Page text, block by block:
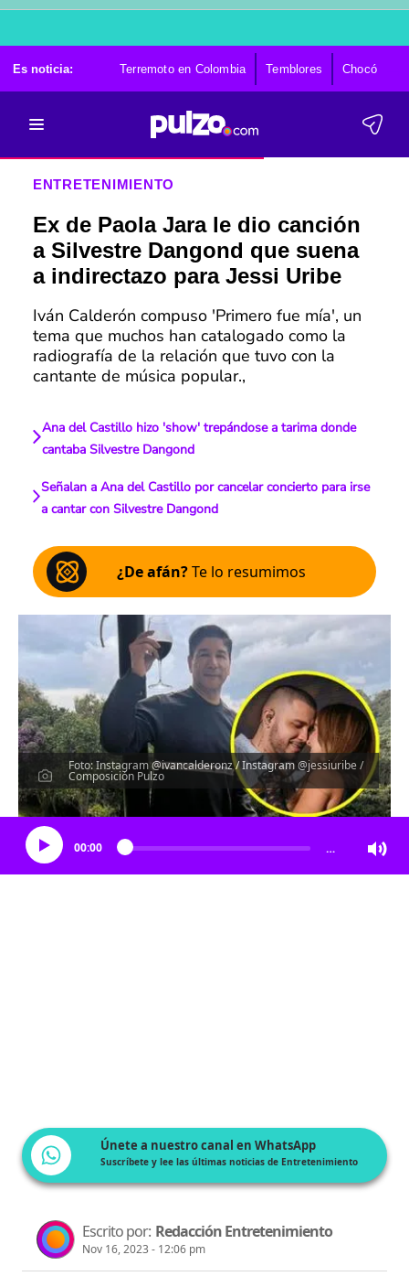
Es noticia: Terremoto en Colombia Temblores Chocó
ENTRETENIMIENTO
Ex de Paola Jara le dio canción
a Silvestre Dangond que suena
a indirectazo para Jessi Uribe
Iván Calderón compuso 'Primero fue mía', un
tema que muchos han catalogado como la
radiografía de la relación que tuvo con la
cantante de música popular.,
Ana del Castillo hizo 'show' trepándose a tarima donde
cantaba Silvestre Dangond
Señalan a Ana del Castillo por cancelar concierto para irse
a cantar con Silvestre Dangond
¿De afán?Te lo resumimos
Foto: Instagram @ivancalderonz / Instagram @jessiuribe /
Composición Pulzo
Escucha el artículo
00:00 …
Únete a nuestro canal en WhatsApp
Suscríbete y lee las últimas noticias de Entretenimiento
Escrito por: Redacción Entretenimiento
Nov 16, 2023 - 12:06 pm